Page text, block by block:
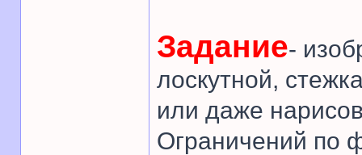
Задание-
лоскутной,
или даже
Ограничений по